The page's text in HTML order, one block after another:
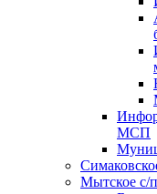
МСП
Мытское с/